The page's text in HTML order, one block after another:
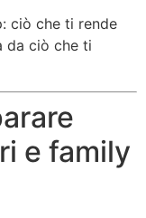
ciò che ti rende
da ciò che ti
e family